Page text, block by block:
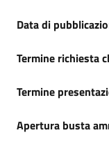
Data di
Termine richiesta
Termine
Apertura busta